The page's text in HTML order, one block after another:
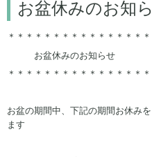
お盆休みのお知
＊＊＊＊＊＊＊＊＊＊＊＊＊＊＊＊
お盆休みのお知らせ
＊＊＊＊＊＊＊＊＊＊＊＊＊＊＊＊
お盆の期間中、下記の期間お休み
ます